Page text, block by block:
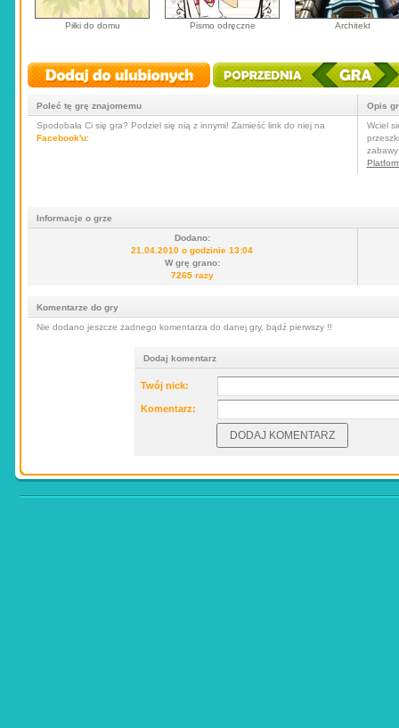
Piłki do domu Pismo odręczne Architekt
Poleć tę grę znajomemu
Spodobała Ci się gra? Podziel się nią z innymi! Zamieść link do niej na
Facebook'u:
Opis
Wciel
Informacje o grze
Dodano:
21.04.2010 o godzinie 13:04
W grę grano:
7265 razy
Komentarze do gry
Nie dodano jeszcze żadnego komentarza do danej gry, bądź pierwszy !!
Dodaj komentarz
Twój nick:
Komentarz: